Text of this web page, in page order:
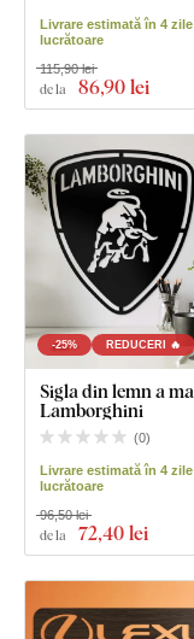
Livrare estimată în 4 zile
lucrătoare
de la 86,90 lei
115,90 lei
-25% REDUCERI 🔥
Sigla din lemn a
Lamborghini
(0)
Livrare estimată în 4 zile
lucrătoare
de la 72,40 lei
96,50 lei